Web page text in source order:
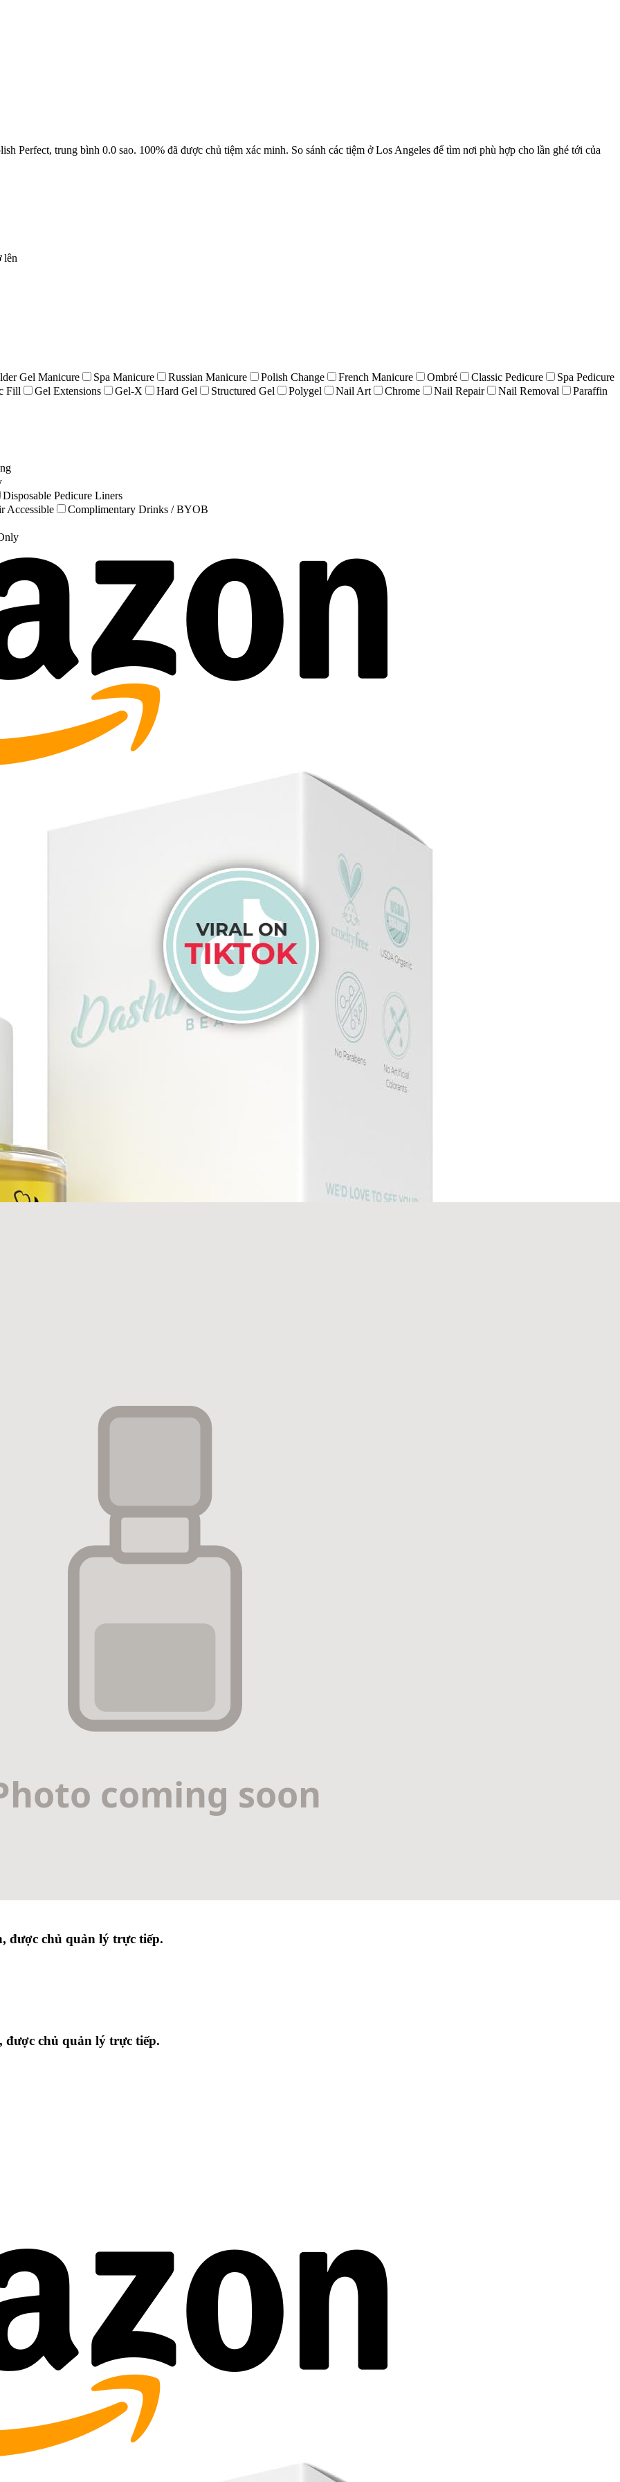
Perfect, trung bình 0.0 sao. 100% đã được chủ tiệm xác minh. So sánh các tiệm ở Los Angeles để tìm nơi phù hợp cho lần ghé tới của
lên
Gel Manicure Spa Manicure Russian Manicure Polish Change French Manicure Ombré Classic Pedicure
Spa Pedicure
Fill Gel Extensions Gel-X Hard Gel Structured Gel Polygel Nail Art Chrome Nail Repair Nail Removal
Paraffin
Disposable Pedicure Liners
Accessible
Complimentary Drinks / BYOB
được chủ quản lý trực tiếp.
được chủ quản lý trực tiếp.